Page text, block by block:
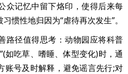
众记忆中留下烙印，使得后来每
惯性地归因为“虐待再次发生”。
径值得思考：动物园应将科普
如吃草、嗜睡、体型变化)时，通
账号及时解释，避免谣言先行;对